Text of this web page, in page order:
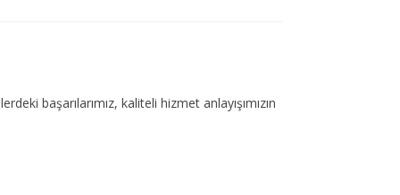
başarılarımız, kaliteli hizmet anlayışımızın